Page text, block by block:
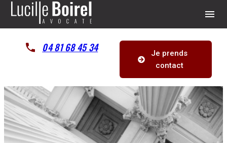
menu
04 81 68 45 34
Je prends
contact
Panneau de gestion des cookies